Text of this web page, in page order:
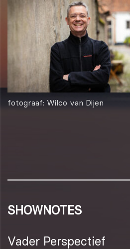
fotograaf: Wilco van Dijen
SHOWNOTES
Vader Perspectief